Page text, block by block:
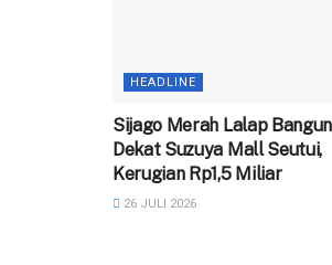
HEADLINE
Sijago Merah Lalap
Dekat Suzuya Mall Seutui,
Kerugian Rp1,5 Miliar
26 JULI 2026